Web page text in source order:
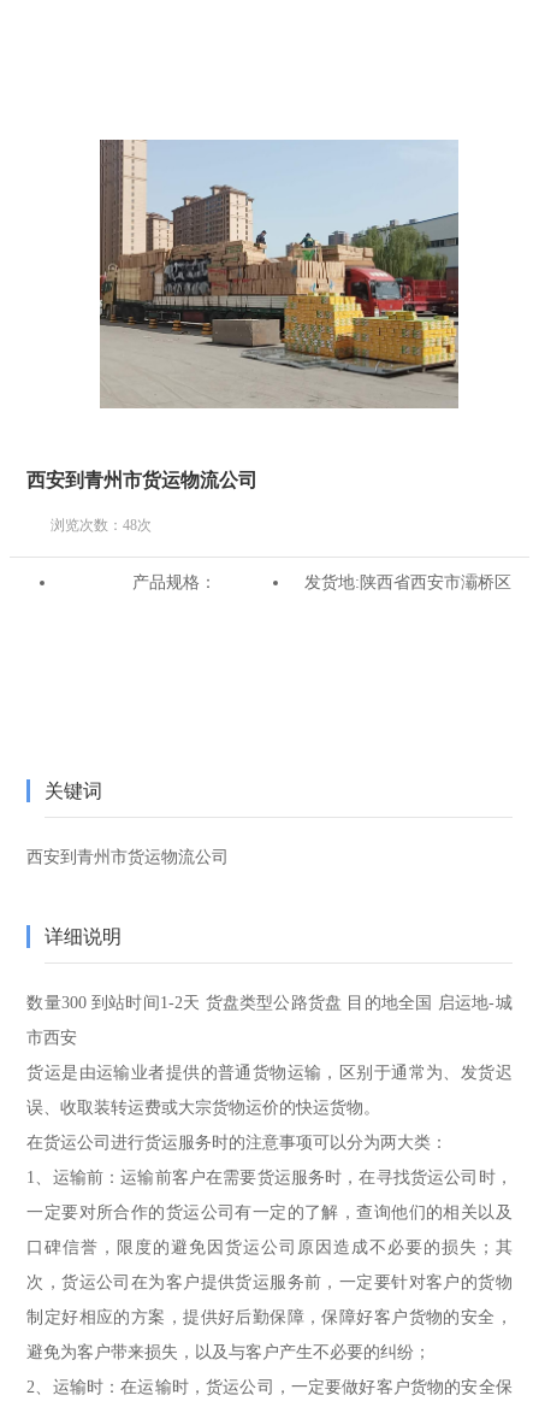
西安到青州市货运物流公司
浏览次数：48次
产品规格： 发货地:陕西省西安市灞桥区
关键词
西安到青州市货运物流公司
详细说明
数量300 到站时间1-2天 货盘类型公路货盘 目的地全国 启运地-城
市西安
货运是由运输业者提供的普通货物运输，区别于通常为、发货迟
误、收取装转运费或大宗货物运价的快运货物。
在货运公司进行货运服务时的注意事项可以分为两大类：
1、运输前：运输前客户在需要货运服务时，在寻找货运公司时，
一定要对所合作的货运公司有一定的了解，查询他们的相关以及
口碑信誉，限度的避免因货运公司原因造成不必要的损失；其
次，货运公司在为客户提供货运服务前，一定要针对客户的货物
制定好相应的方案，提供好后勤保障，保障好客户货物的安全，
避免为客户带来损失，以及与客户产生不必要的纠纷；
2、运输时：在运输时，货运公司，一定要做好客户货物的安全保